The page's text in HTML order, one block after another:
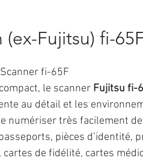
(ex-Fujitsu) fi-
fi-65F
le scanner Fujitsu fi-
au détail et les
numériser très facilement
pièces d’identité,
cartes de fidélité, cartes